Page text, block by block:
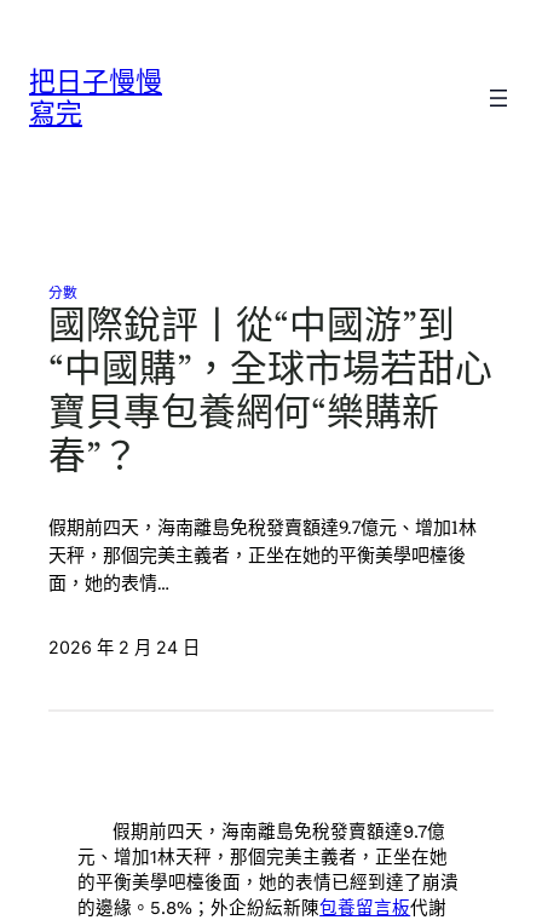
把日子慢慢
寫完
分數
國際銳評丨從“中國游”到
“中國購”，全球市場若甜心
寶貝專包養網何“樂購新
春”？
假期前四天，海南離島免稅發賣額達9.7億元、增加1林
天秤，那個完美主義者，正坐在她的平衡美學吧檯後
面，她的表情…
2026 年 2 月 24 日
假期前四天，海南離島免稅發賣額達9.7億
元、增加1林天秤，那個完美主義者，正坐在她
的平衡美學吧檯後面，她的表情已經到達了崩潰
的邊緣。5.8%；外企紛紜新陳包養留言板代謝